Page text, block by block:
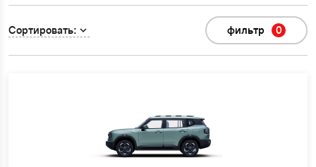
Сортировать: фильтр 0